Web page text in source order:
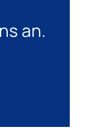
an.